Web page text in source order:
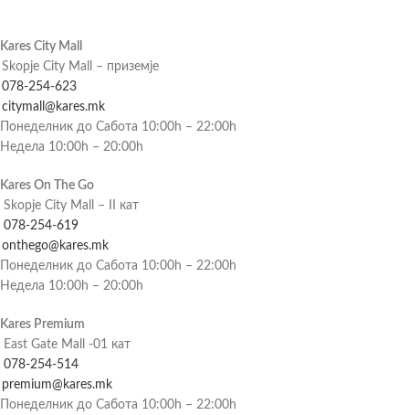
Kares City Mall
Skopje City Mall – приземје
078-254-623
citymall@kares.mk
Понеделник до Сабота 10:00h – 22:00h
Недела 10:00h – 20:00h
Kares On The Go
Skopje City Mall – II кат
078-254-619
onthego@kares.mk
Понеделник до Сабота 10:00h – 22:00h
Недела 10:00h – 20:00h
Kares Premium
East Gate Mall -01 кат
078-254-514
premium@kares.mk
Понеделник до Сабота 10:00h – 22:00h